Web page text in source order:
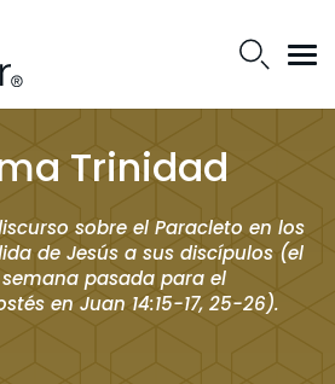
Trinidad
sobre el Paracleto en los
de Jesús a sus discípulos (el
pasada para el
en Juan 14:15-17, 25-26).